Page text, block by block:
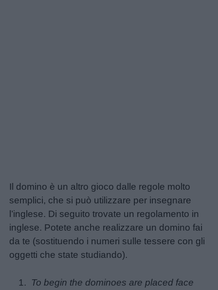
Link
utili
Chi
siamo
Contatti
Il domino è un altro gioco dalle regole molto
semplici, che si può utilizzare per insegnare
l’inglese. Di seguito trovate un regolamento in
inglese. Potete anche realizzare un domino fai
da te (sostituendo i numeri sulle tessere con gli
oggetti che state studiando).
To begin the dominoes are placed face